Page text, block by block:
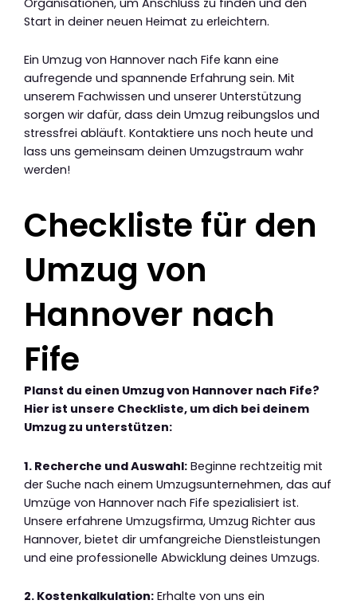
Start in deiner neuen Heimat zu erleichtern.
Ein Umzug von Hannover nach Fife kann eine
aufregende und spannende Erfahrung sein. Mit
unserem Fachwissen und unserer Unterstützung
sorgen wir dafür, dass dein Umzug reibungslos und
stressfrei abläuft. Kontaktiere uns noch heute und
lass uns gemeinsam deinen Umzugstraum wahr
werden!
Checkliste für den
Umzug von
Hannover nach
Fife
Planst du einen Umzug von Hannover nach Fife?
Hier ist unsere Checkliste, um dich bei deinem
Umzug zu unterstützen:
1. Recherche und Auswahl: Beginne rechtzeitig mit
der Suche nach einem Umzugsunternehmen, das auf
Umzüge von Hannover nach Fife spezialisiert ist.
Unsere erfahrene Umzugsfirma, Umzug Richter aus
Hannover, bietet dir umfangreiche Dienstleistungen
und eine professionelle Abwicklung deines Umzugs.
2. Kostenkalkulation: Erhalte von uns ein